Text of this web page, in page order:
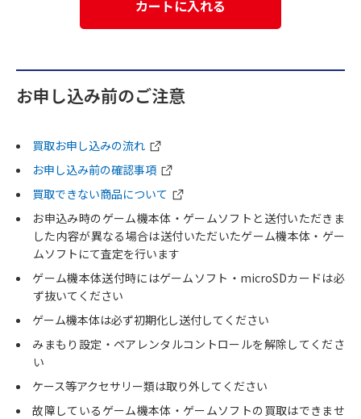
カートに入れる
お申し込み前のご注意
買取お申し込みの流れ
お申し込み前の確認事項
買取できない商品について
お申込み時のゲーム機本体・ゲームソフトと送付いただきま
した内容が異なる場合は送付いただいたゲーム機本体・ゲー
ムソフトにて査定を行います
ゲーム機本体送付時にはゲームソフト・microSDカードは必
ず抜いてください
ゲーム機本体は必ず初期化し送付してください
みまもり設定・ペアレンタルコントロールを解除してくださ
い
ケース等アクセサリー類は取り外してください
故障しているゲーム機本体・ゲームソフトの買取はできませ